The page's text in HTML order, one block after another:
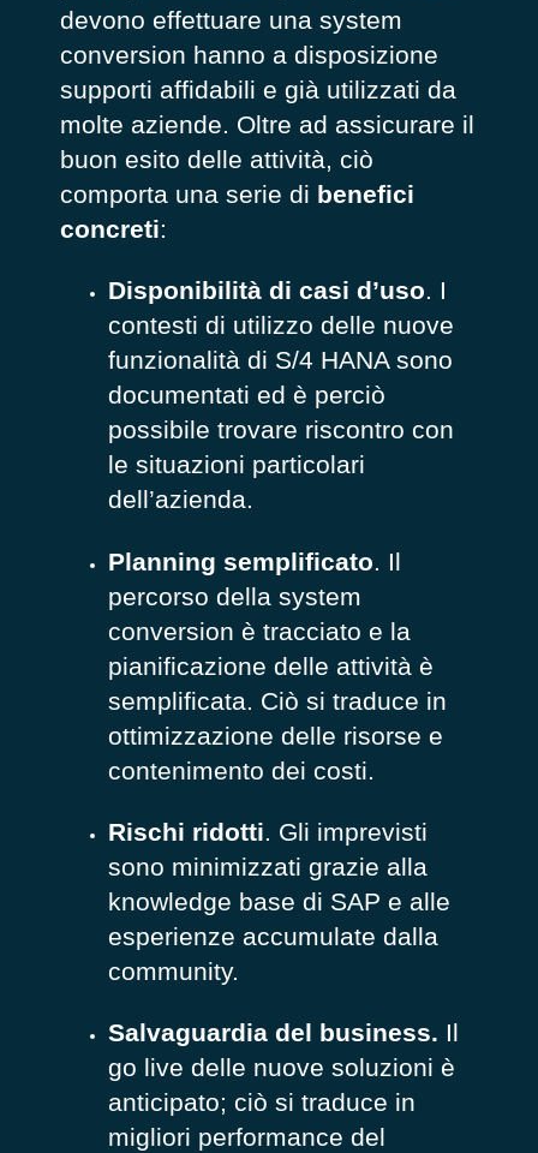
devono effettuare una system
conversion hanno a disposizione
supporti affidabili e già utilizzati da
molte aziende. Oltre ad assicurare il
buon esito delle attività, ciò
comporta una serie di benefici
concreti:
Disponibilità di casi d’uso. I
contesti di utilizzo delle nuove
funzionalità di S/4 HANA sono
documentati ed è perciò
possibile trovare riscontro con
le situazioni particolari
dell’azienda.
Planning semplificato . Il
percorso della system
conversion è tracciato e la
pianificazione delle attività è
semplificata. Ciò si traduce in
ottimizzazione delle risorse e
contenimento dei costi.
Rischi ridotti. Gli imprevisti
sono minimizzati grazie alla
knowledge base di SAP e alle
esperienze accumulate dalla
community.
Salvaguardia del business. Il
go live delle nuove soluzioni è
anticipato; ciò si traduce in
migliori performance del